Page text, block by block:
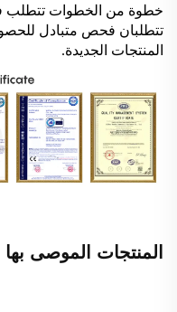
خطوة من الخطوات تتطلب
تتطلبان فحص متبادل
المنتجات الجديدة.
المنتجات الموصى بها